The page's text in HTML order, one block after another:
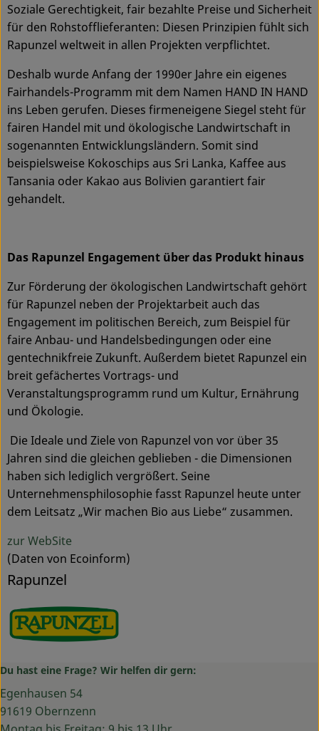
Soziale Gerechtigkeit, fair bezahlte Preise und Sicherheit
für den Rohstofflieferanten: Diesen Prinzipien fühlt sich
Rapunzel weltweit in allen Projekten verpflichtet.
Deshalb wurde Anfang der 1990er Jahre ein eigenes
Fairhandels-Programm mit dem Namen HAND IN HAND
ins Leben gerufen. Dieses firmeneigene Siegel steht für
fairen Handel mit und ökologische Landwirtschaft in
sogenannten Entwicklungsländern. Somit sind
beispielsweise Kokoschips aus Sri Lanka, Kaffee aus
Tansania oder Kakao aus Bolivien garantiert fair
gehandelt.
Das Rapunzel Engagement über das Produkt hinaus
Zur Förderung der ökologischen Landwirtschaft gehört
für Rapunzel neben der Projektarbeit auch das
Engagement im politischen Bereich, zum Beispiel für
faire Anbau- und Handelsbedingungen oder eine
gentechnikfreie Zukunft. Außerdem bietet Rapunzel ein
breit gefächertes Vortrags- und
Veranstaltungsprogramm rund um Kultur, Ernährung
und Ökologie.
Die Ideale und Ziele von Rapunzel von vor über 35
Jahren sind die gleichen geblieben - die Dimensionen
haben sich lediglich vergrößert. Seine
Unternehmensphilosophie fasst Rapunzel heute unter
dem Leitsatz „Wir machen Bio aus Liebe“ zusammen.
zur WebSite
(Daten von Ecoinform)
Rapunzel
Du hast eine Frage? Wir helfen dir gern:
Egenhausen 54
91619 Obernzenn